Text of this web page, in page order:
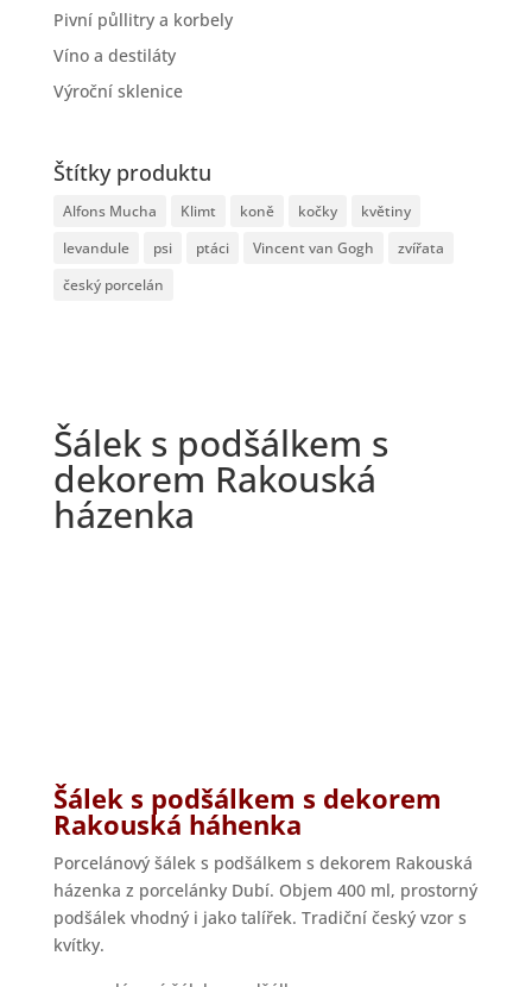
Pivní půllitry a korbely
Víno a destiláty
Výroční sklenice
Štítky produktu
Alfons Mucha Klimt koně kočky
květiny
levandule
psi ptáci Vincent van Gogh
zvířata
český porcelán
Šálek s podšálkem s
dekorem Rakouská
házenka
Šálek s podšálkem s dekorem
Rakouská háhenka
Porcelánový šálek s podšálkem s dekorem Rakouská
házenka z porcelánky Dubí. Objem 400 ml, prostorný
podšálek vhodný i jako talířek. Tradiční český vzor s
kvítky.